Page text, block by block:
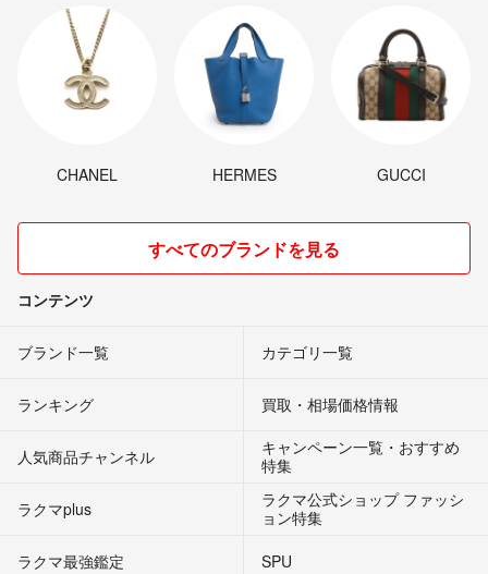
CHANEL HERMES GUCCI
すべてのブランドを見る
コンテンツ
ブランド一覧 カテゴリ一覧
ランキング 買取・相場価格情報
人気商品チャンネル
キャンペーン一覧・おすすめ
特集
ラクマplus
ラクマ公式ショップ ファッシ
ョン特集
ラクマ最強鑑定
SPU